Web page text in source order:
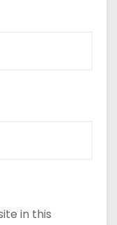
in this